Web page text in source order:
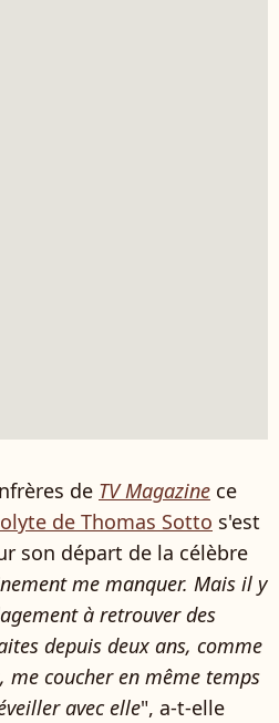
de TV Magazine ce
de Thomas Sotto s'est
son départ de la célèbre
me manquer. Mais il y
à retrouver des
depuis deux ans, comme
me coucher en même temps
avec elle", a-t-elle